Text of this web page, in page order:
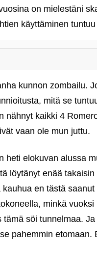
on mielestäni
käyttäminen
kunnon zombailu.
mitä se
nähnyt kaikki 4
vaan ole mun juttu.
heti elokuvan alussa
löytänyt enää
en tästä
minkä
söi tunnelmaa.
pahemmin